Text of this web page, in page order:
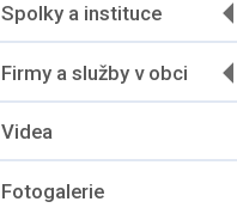
Spolky a instituce
Firmy a služby v obci
Videa
Fotogalerie